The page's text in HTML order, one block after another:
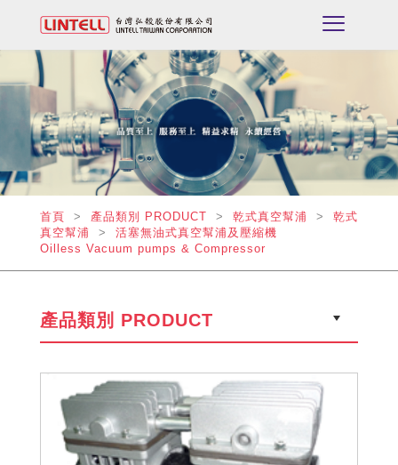
首頁 > 產品類別 PRODUCT > 乾式真空幫浦 > 乾式
真空幫浦 > 活塞無油式真空幫浦及壓縮機
Oilless Vacuum pumps & Compressor
產品類別 PRODUCT